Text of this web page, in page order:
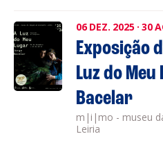
06 DEZ. 2025 · 30
Exposição
Luz do
Bacelar
m|i|mo - museu
Leiria